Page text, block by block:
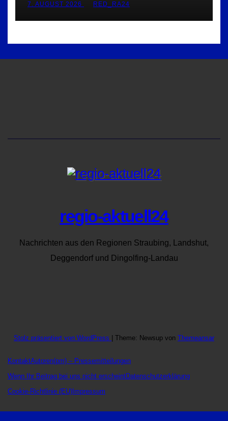
7. AUGUST 2026 RED_RA24
regio-aktuell24
Nachrichten aus den Regionen Straubing, Landshut,
Deggendorf und Dingolfing-Landau
Stolz präsentiert von WordPress Theme: Newsup von Themeansar
KontaktAutoren(pm) – Pressemitteilungen
Wenn Ihr Beitrag bei uns nicht erscheintDatenschutzerklärung
Cookie-Richtlinie (EU) Impressum